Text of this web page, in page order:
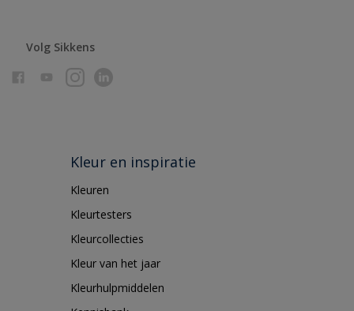
Volg Sikkens
Kleur en inspiratie
Kleuren
Kleurtesters
Kleurcollecties
Kleur van het jaar
Kleurhulpmiddelen